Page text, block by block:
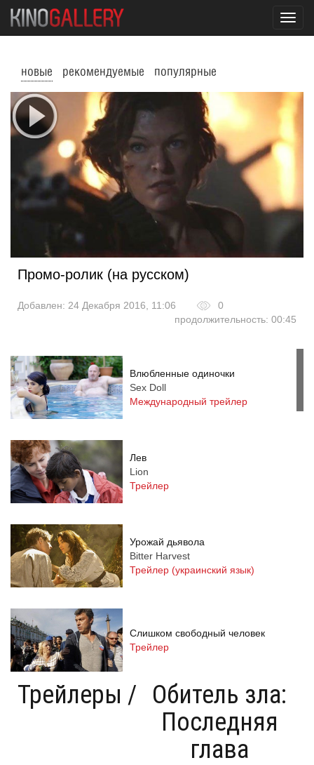
Трейлеры / Обитель зла:
Последняя
глава
новые рекомендуемые популярные
Промо-ролик (на русском)
Добавлен: 24 Декабря 2016, 11:06
0
продолжительность: 00:45
Влюбленные одиночки
Sex Doll
Международный трейлер
Лев
Lion
Трейлер
Урожай дьявола
Bitter Harvest
Трейлер (украинский язык)
Слишком свободный человек
Трейлер
Одноклассницы: Новый поворот
Трейлер